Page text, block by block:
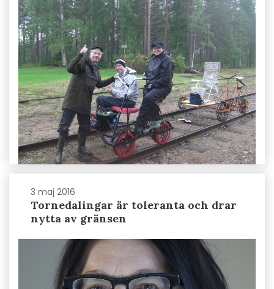
3 maj 2016
Tornedalingar är toleranta och drar
nytta av gränsen